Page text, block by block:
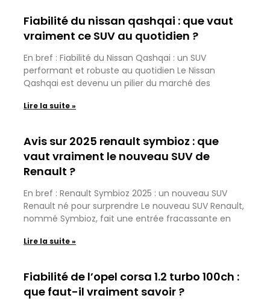
Fiabilité du nissan qashqai : que vaut
vraiment ce SUV au quotidien ?
En bref : Fiabilité du Nissan Qashqai : un SUV
performant et robuste au quotidien Le Nissan
Qashqai est devenu un pilier du marché des
Lire la suite »
Avis sur 2025 renault symbioz : que
vaut vraiment le nouveau SUV de
Renault ?
En bref : Renault Symbioz 2025 : un nouveau SUV
Renault né pour surprendre Le nouveau SUV Renault,
nommé Symbioz, fait une entrée fracassante en
Lire la suite »
Fiabilité de l’opel corsa 1.2 turbo 100ch :
que faut-il vraiment savoir ?